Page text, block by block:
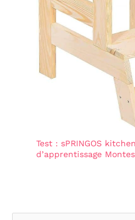
Test : sPRINGOS
d’apprentissage